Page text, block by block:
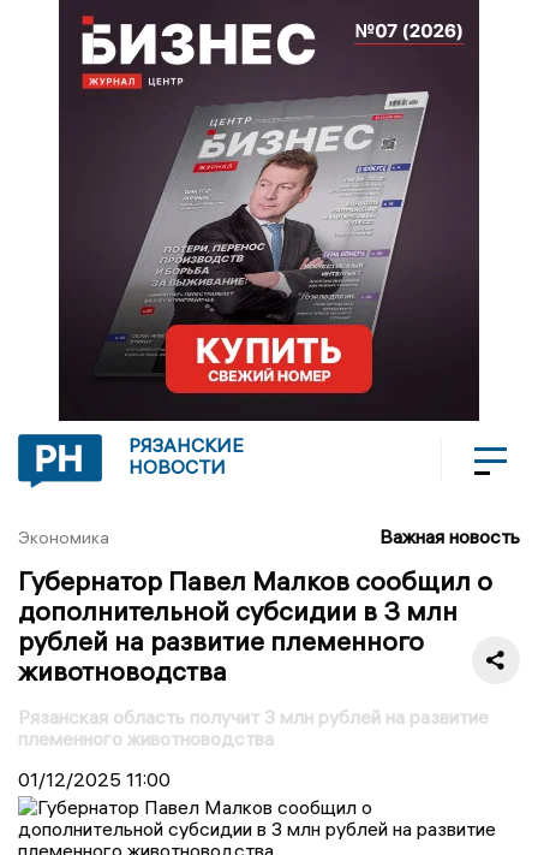
РЯЗАНСКИЕ
НОВОСТИ
Экономика Важная новость
Губернатор Павел Малков сообщил о
дополнительной субсидии в 3 млн
рублей на развитие племенного
животноводства
Рязанская область получит 3 млн рублей на развитие
племенного животноводства
01/12/2025 11:00